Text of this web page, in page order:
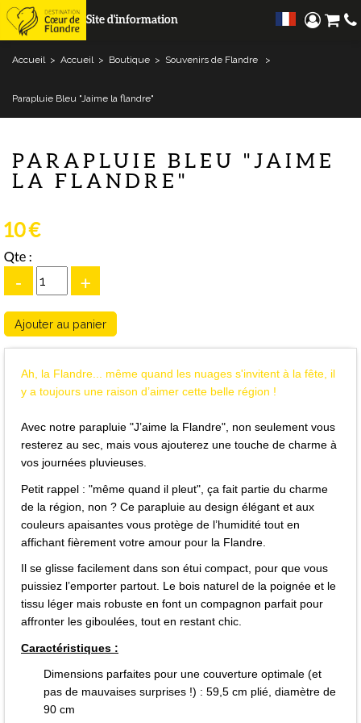
Site d'information
Accueil > Accueil > Boutique > Souvenirs de Flandre >
Parapluie Bleu "Jaime la flandre"
PARAPLUIE BLEU "JAIME
LA FLANDRE"
10 €
Qte :
- +
Ah, la Flandre... même quand les nuages s'invitent à la fête, il
y a toujours une raison d’aimer cette belle région !
Avec notre parapluie "J’aime la Flandre", non seulement vous
resterez au sec, mais vous ajouterez une touche de charme à
vos journées pluvieuses.
Petit rappel : "même quand il pleut", ça fait partie du charme
de la région, non ? Ce parapluie au design élégant et aux
couleurs apaisantes vous protège de l’humidité tout en
affichant fièrement votre amour pour la Flandre.
Il se glisse facilement dans son étui compact, pour que vous
puissiez l’emporter partout. Le bois naturel de la poignée et le
tissu léger mais robuste en font un compagnon parfait pour
affronter les giboulées, tout en restant chic.
Caractéristiques :
Dimensions parfaites pour une couverture optimale (et
pas de mauvaises surprises !) : 59,5 cm plié, diamètre de
90 cm